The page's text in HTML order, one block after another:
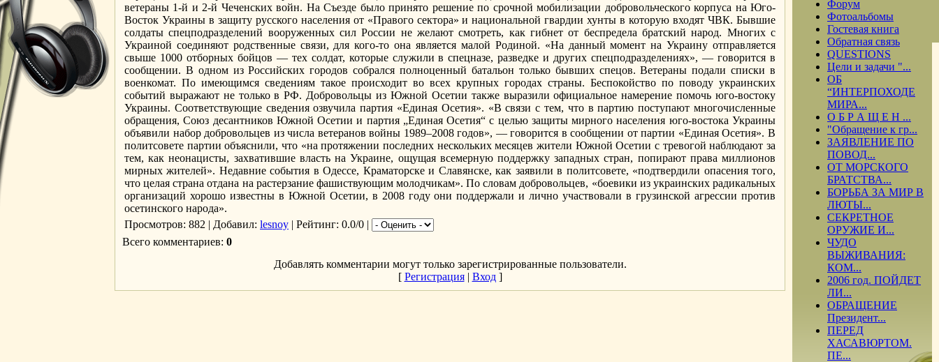
ветераны 1-й и 2-й Чеченских войн. На Съезде было принято решение по срочной мобилизации добровольческого корпуса на Юго-
Восток Украины в защиту русского населения от «Правого сектора» и национальной гвардии хунты в которую входят ЧВК. Бывшие
солдаты спецподразделений вооруженных сил России не желают смотреть, как гибнет от беспредела братский народ. Многих с
Украиной соединяют родственные связи, для кого-то она является малой Родиной. «На данный момент на Украину отправляется
свыше 1000 отборных бойцов — тех солдат, которые служили в спецназе, разведке и других спецподразделениях», — говорится в
сообщении. В одном из Российских городов собрался полноценный батальон только бывших спецов. Ветераны подали списки в
военкомат. По имеющимся сведениям такое происходит во всех крупных городах страны. Беспокойство по поводу украинских
событий выражают не только в РФ. Добровольцы из Южной Осетии также выразили официальное намерение помочь юго-востоку
Украины. Соответствующие сведения озвучила партия «Единая Осетия». «В связи с тем, что в партию поступают многочисленные
обращения, Союз десантников Южной Осетии и партия „Единая Осетия“ с целью защиты мирного населения юго-востока Украины
объявили набор добровольцев из числа ветеранов войны 1989–2008 годов», — говорится в сообщении от партии «Единая Осетия». В
политсовете партии объяснили, что «на протяжении последних нескольких месяцев жители Южной Осетии с тревогой наблюдают за
тем, как неонацисты, захватившие власть на Украине, ощущая всемерную поддержку западных стран, попирают права миллионов
мирных жителей». Недавние события в Одессе, Краматорске и Славянске, как заявили в политсовете, «подтвердили опасения того,
что целая страна отдана на растерзание фашиствующим молодчикам». По словам добровольцев, «боевики из украинских радикальных
организаций хорошо известны в Южной Осетии, в 2008 году они поддержали и лично участвовали в грузинской агрессии против
осетинского народа».
Просмотров: 882 | Добавил: lesnoy | Рейтинг: 0.0/0 |
Всего комментариев: 0
Добавлять комментарии могут только зарегистрированные пользователи.
[ Регистрация| Вход]
Форум
Фотоальбомы
Гостевая книга
Обратная связь
QUESTIONS
Цели и задачи "...
ОБ
“ИНТЕРПОХОДЕ
МИРА...
О Б Р А Щ Е Н ...
"Обращение к гр...
ЗАЯВЛЕНИЕ ПО
ПОВОД...
ОТ МОРСКОГО
БРАТСТВА...
БОРЬБА ЗА МИР В
ЛЮТЫ...
СЕКРЕТНОЕ
ОРУЖИЕ И...
ЧУДО
ВЫЖИВАНИЯ:
КОМ...
2006 год. ПОЙДЕТ
ЛИ...
ОБРАЩЕНИЕ
Президент...
ПЕРЕД
ХАСАВЮРТОМ.
ПЕ...